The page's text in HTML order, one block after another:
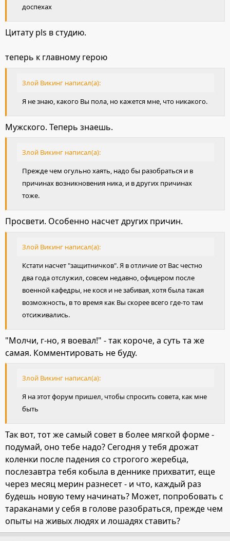
доспехах
Цитату pls в студию.
теперь к главному герою
Злой Викинг написал(а):
Я не знаю, какого Вы пола, но кажется мне, что никакого.
Мужского. Теперь знаешь.
Злой Викинг написал(а):
Прежде чем огульно хаять, надо бы разобраться и в
причинах возникновения ника, и в других причинах
тоже.
Просвети. Особенно насчет других причин.
Злой Викинг написал(а):
Кстати насчет "защитничков". Я в отличие от Вас честно
два года отслужил, совсем недавно, офицером после
военной кафедры, не кося и не забивая, хотя была такая
возможность, в то время как Вы скорее всего где-то там
отсиживались.
"Молчи, г-но, я воевал!" - так короче, а суть та же
самая. Комментировать не буду.
Злой Викинг написал(а):
Я на этот форум пришел, чтобы спросить совета, как мне
быть
Так вот, тот же самый совет в более мягкой форме -
подумай, оно тебе надо? Сегодня у тебя дрожат
коленки после падения со строгого жеребца,
послезавтра тебя кобыла в деннике прихватит, еще
через месяц мерин разнесет - и что, каждый раз
будешь новую тему начинать? Может, попробовать с
тараканами у себя в голове разобраться, прежде чем
опыты на живых людях и лошадях ставить?